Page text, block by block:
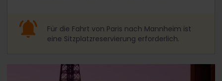
Für die Fahrt von Paris nach Mannheim ist
eine Sitzplatzreservierung erforderlich.